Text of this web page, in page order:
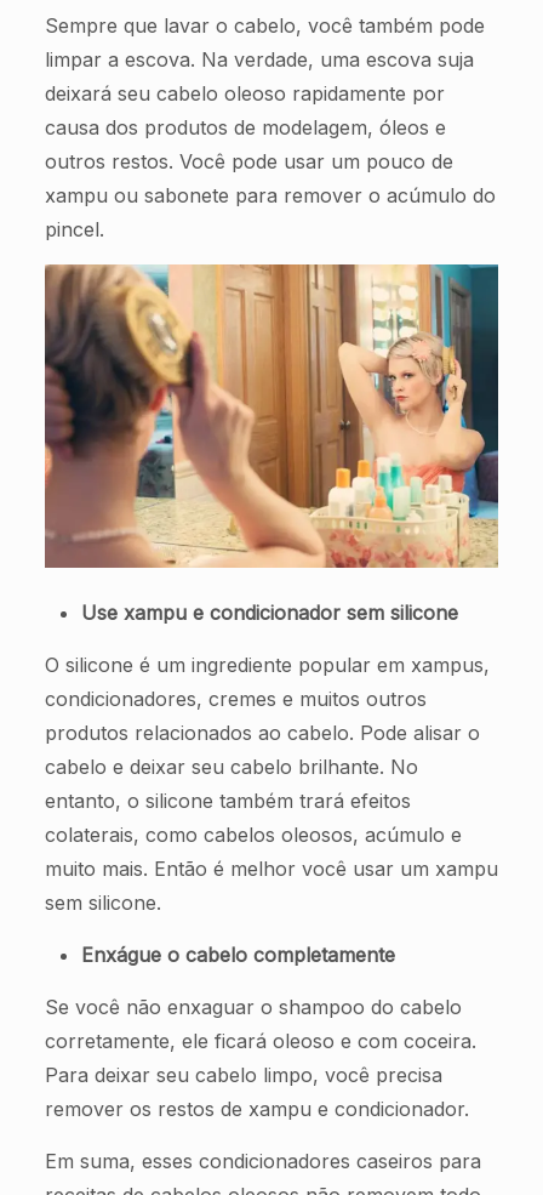
Sempre que lavar o cabelo, você também pode
limpar a escova. Na verdade, uma escova suja
deixará seu cabelo oleoso rapidamente por
causa dos produtos de modelagem, óleos e
outros restos. Você pode usar um pouco de
xampu ou sabonete para remover o acúmulo do
pincel.
Use xampu e condicionador sem silicone
O silicone é um ingrediente popular em xampus,
condicionadores, cremes e muitos outros
produtos relacionados ao cabelo. Pode alisar o
cabelo e deixar seu cabelo brilhante. No
entanto, o silicone também trará efeitos
colaterais, como cabelos oleosos, acúmulo e
muito mais. Então é melhor você usar um xampu
sem silicone.
Enxágue o cabelo completamente
Se você não enxaguar o shampoo do cabelo
corretamente, ele ficará oleoso e com coceira.
Para deixar seu cabelo limpo, você precisa
remover os restos de xampu e condicionador.
Em suma, esses condicionadores caseiros para